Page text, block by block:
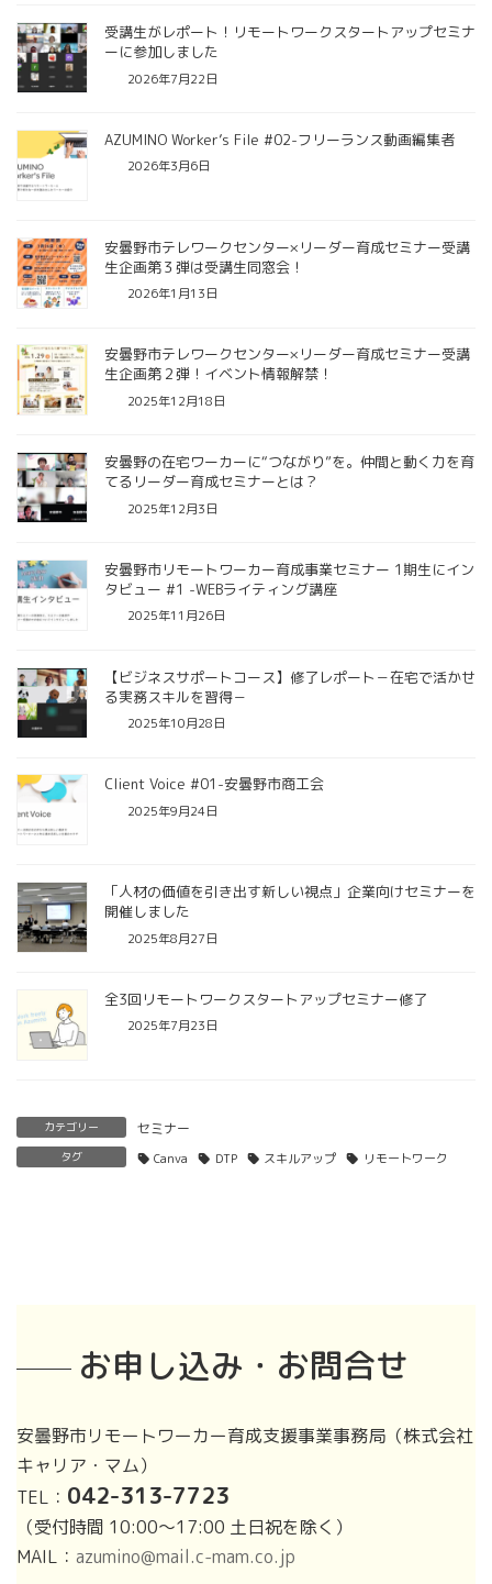
受講生がレポート！リモートワークスタートアップセミナ
ーに参加しました
2026年7月22日
AZUMINO Worker’s File #02-フリーランス動画編集者
2026年3月6日
安曇野市テレワークセンター×リーダー育成セミナー受講
生企画第３弾は受講生同窓会！
2026年1月13日
安曇野市テレワークセンター×リーダー育成セミナー受講
生企画第２弾！イベント情報解禁！
2025年12月18日
安曇野の在宅ワーカーに“つながり”を。仲間と動く力を育
てるリーダー育成セミナーとは？
2025年12月3日
安曇野市リモートワーカー育成事業セミナー 1期生にイン
タビュー #1 -WEBライティング講座
2025年11月26日
【ビジネスサポートコース】修了レポート－在宅で活かせ
る実務スキルを習得－
2025年10月28日
Client Voice #01-安曇野市商工会
2025年9月24日
「人材の価値を引き出す新しい視点」企業向けセミナーを
開催しました
2025年8月27日
全3回リモートワークスタートアップセミナー修了
2025年7月23日
カテゴリー セミナー
タグ Canva DTP スキルアップ リモートワーク
お申し込み・お問合せ
安曇野市リモートワーカー育成支援事業事務局（株式会社
キャリア・マム）
TEL： 042-313-7723
（受付時間 10:00～17:00 土日祝を除く）
MAIL： azumino@mail.c-mam.co.jp